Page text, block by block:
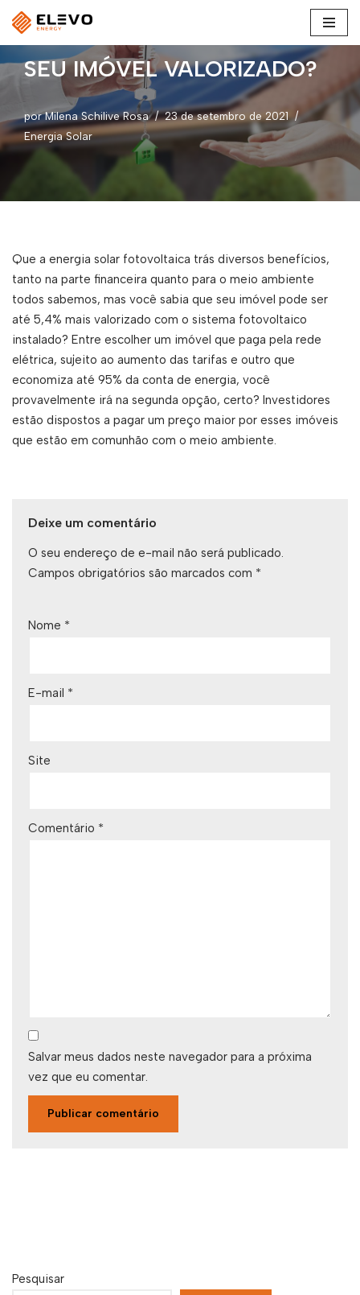
Pular
paraSEU IMÓVEL VALORIZADO?
porMilena Schilive Rosa
23 de setembro de 2021
Energia Solar
Que a energia solar fotovoltaica trás diversos benefícios,
tanto na parte financeira quanto para o meio ambiente
todos sabemos, mas você sabia que seu imóvel pode ser
até 5,4% mais valorizado com o sistema fotovoltaico
instalado? Entre escolher um imóvel que paga pela rede
elétrica, sujeito ao aumento das tarifas e outro que
economiza até 95% da conta de energia, você
provavelmente irá na segunda opção, certo? Investidores
estão dispostos a pagar um preço maior por esses imóveis
que estão em comunhão com o meio ambiente.
Deixe um comentário
O seu endereço de e-mail não será publicado.
Campos obrigatórios são marcados com *
Nome *
E-mail *
Site
Comentário *
Salvar meus dados neste navegador para a próxima
vez que eu comentar.
Pesquisar